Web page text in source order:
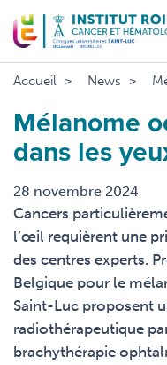
au
contenu
principal
Accueil News
Mélanome
dans les
28 novembre 2024
Cancers
l’œil requièrent une
des centres experts.
Belgique pour le
Saint-Luc proposent
radiothérapeutique
brachythérapie